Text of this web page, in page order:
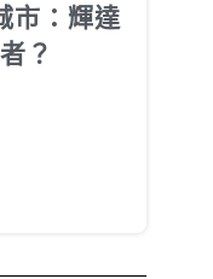
市：輝達
？